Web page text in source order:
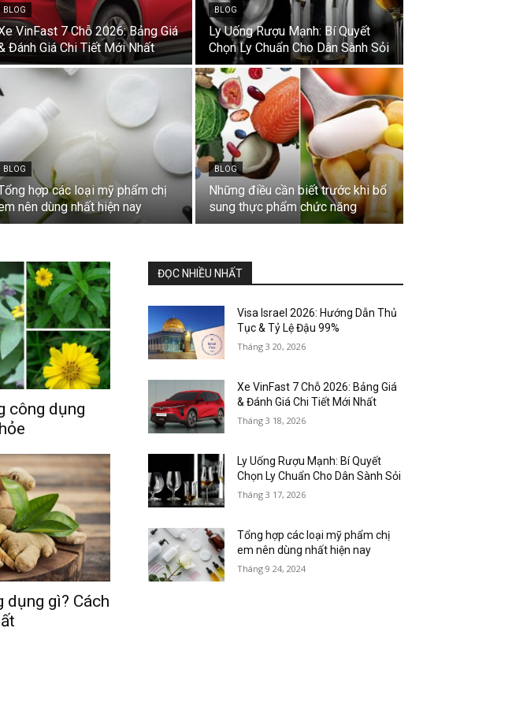
BLOG
VinFast 7 Chỗ 2026: Bảng Giá
Đánh Giá Chi Tiết Mới Nhất
BLOG
Ly Uống Rượu Mạnh: Bí Quyết
Chọn Ly Chuẩn Cho Dân Sành Sỏi
BLOG
hợp các loại mỹ phẩm chị
nên dùng nhất hiện nay
BLOG
Những điều cần biết trước khi bổ
sung thực phẩm chức năng
công dụng
dụng gì? Cách
ĐỌC NHIỀU NHẤT
Visa Israel 2026: Hướng Dẫn Thủ
Tục & Tỷ Lệ Đậu 99%
Tháng 3 20, 2026
Xe VinFast 7 Chỗ 2026: Bảng Giá
& Đánh Giá Chi Tiết Mới Nhất
Tháng 3 18, 2026
Ly Uống Rượu Mạnh: Bí Quyết
Chọn Ly Chuẩn Cho Dân Sành Sỏi
Tháng 3 17, 2026
Tổng hợp các loại mỹ phẩm chị
em nên dùng nhất hiện nay
Tháng 9 24, 2024